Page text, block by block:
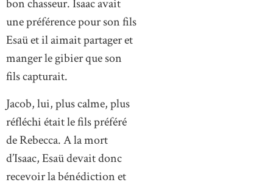
bon chasseur. Isaac avait
une préférence pour son fils
Esaü et il aimait partager et
manger le gibier que son
fils capturait.
Jacob, lui, plus calme, plus
réfléchi était le fils préféré
de Rebecca. A la mort
d’Isaac, Esaü devait donc
recevoir la bénédiction et